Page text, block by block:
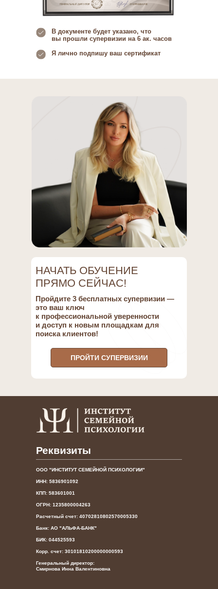
В документе будет указано, что
вы прошли супервизии на 6 ак. часов
Я лично подпишу ваш сертификат
НАЧАТЬ ОБУЧЕНИЕ
ПРЯМО СЕЙЧАС!
Пройдите 3 бесплатных супервизии —
это ваш ключ
к профессиональной уверенности
и доступ к новым площадкам для
поиска клиентов!
ПРОЙТИ СУПЕРВИЗИИ
Реквизиты
ООО "ИНСТИТУТ СЕМЕЙНОЙ ПСИХОЛОГИИ"
ИНН: 5836901092
КПП: 583601001
ОГРН: 1235800004263
Расчетный счет: 40702810802570005330
Банк: АО "АЛЬФА-БАНК"
БИК: 044525593
Корр. счет: 30101810200000000593
Генеральный директор:
Смирнова Инна Валентиновна